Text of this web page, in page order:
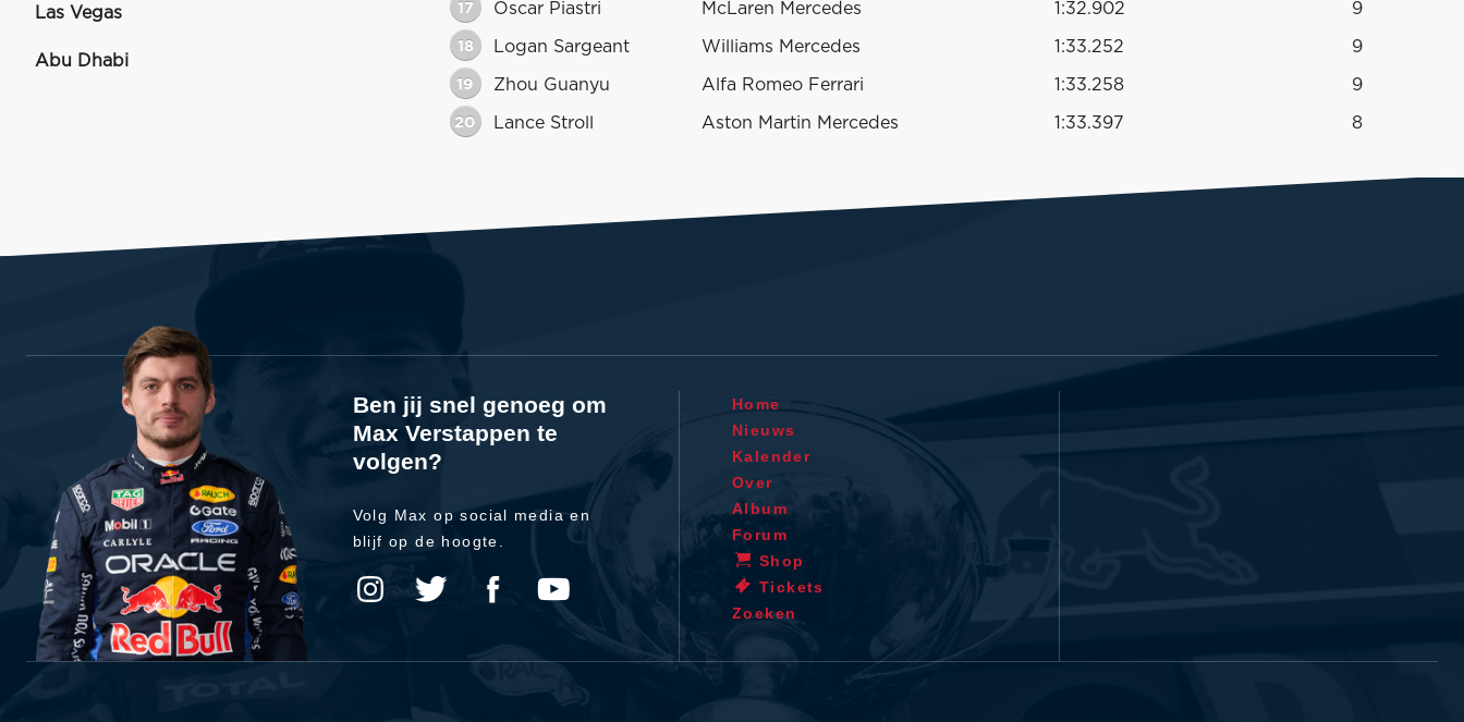
Las Vegas
Abu Dhabi
17 Oscar Piastri McLaren Mercedes 1:32.902 9
18 Logan Sargeant Williams Mercedes 1:33.252 9
19 Zhou Guanyu Alfa Romeo Ferrari 1:33.258 9
20 Lance Stroll Aston Martin Mercedes 1:33.397 8
Ben jij snel genoeg om
Max Verstappen te
volgen?
Volg Max op social media en
blijf op de hoogte.
Home
Nieuws
Kalender
Over
Album
Forum
Shop
Tickets
Zoeken